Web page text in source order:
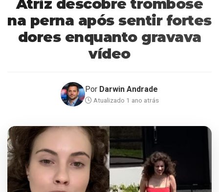
Atriz descobre trombose
na perna após sentir fortes
dores enquanto gravava
vídeo
Por Darwin Andrade
Atualizado 1 ano atrás